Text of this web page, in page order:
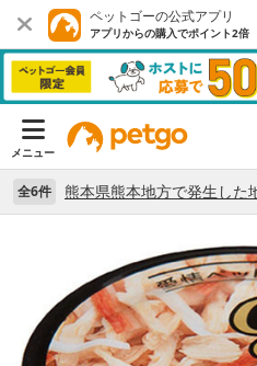
ペットゴーの公式アプリ
アプリからの購入でポイント2倍
メニュー
全6件